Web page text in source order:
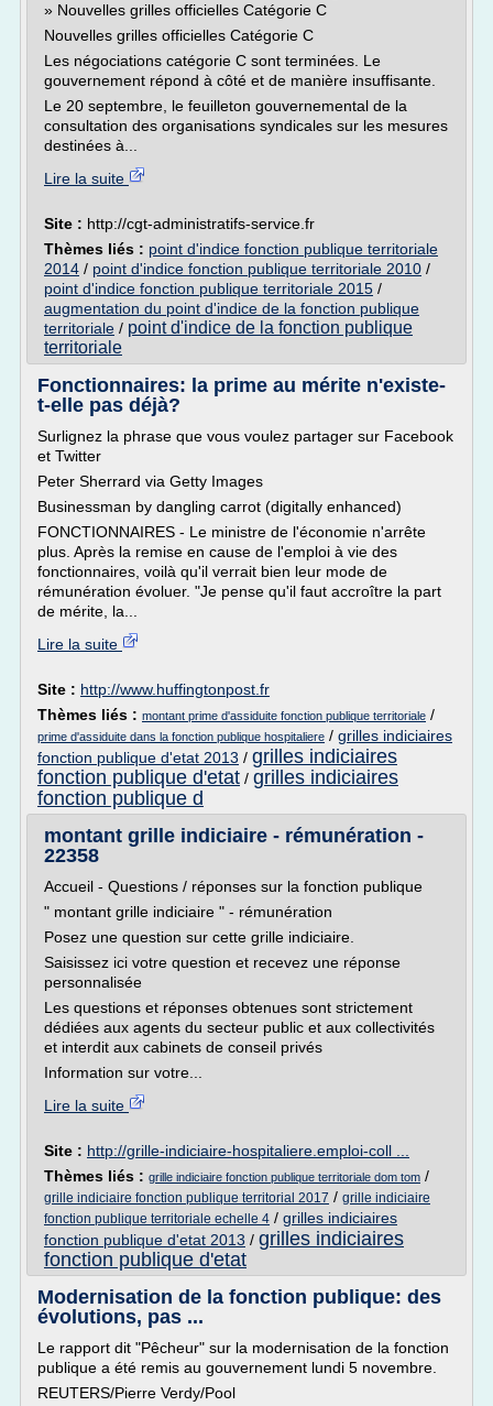
» Nouvelles grilles officielles Catégorie C
Nouvelles grilles officielles Catégorie C
Les négociations catégorie C sont terminées. Le
gouvernement répond à côté et de manière insuffisante.
Le 20 septembre, le feuilleton gouvernemental de la
consultation des organisations syndicales sur les mesures
destinées à...
Lire la suite
Site : http://cgt-administratifs-service.fr
Thèmes liés : point d'indice fonction publique territoriale
2014 / point d'indice fonction publique territoriale 2010 /
point d'indice fonction publique territoriale 2015 /
augmentation du point d'indice de la fonction publique
territoriale / point d'indice de la fonction publique
territoriale
Fonctionnaires: la prime au mérite n'existe-
t-elle pas déjà?
Surlignez la phrase que vous voulez partager sur Facebook
et Twitter
Peter Sherrard via Getty Images
Businessman by dangling carrot (digitally enhanced)
FONCTIONNAIRES - Le ministre de l'économie n'arrête
plus. Après la remise en cause de l'emploi à vie des
fonctionnaires, voilà qu'il verrait bien leur mode de
rémunération évoluer. "Je pense qu'il faut accroître la part
de mérite, la...
Lire la suite
Site : http://www.huffingtonpost.fr
Thèmes liés : montant prime d'assiduite fonction publique territoriale /
prime d'assiduite dans la fonction publique hospitaliere / grilles indiciaires
fonction publique d'etat 2013 / grilles indiciaires
fonction publique d'etat / grilles indiciaires
fonction publique d
montant grille indiciaire - rémunération -
22358
Accueil - Questions / réponses sur la fonction publique
" montant grille indiciaire " - rémunération
Posez une question sur cette grille indiciaire.
Saisissez ici votre question et recevez une réponse
personnalisée
Les questions et réponses obtenues sont strictement
dédiées aux agents du secteur public et aux collectivités
et interdit aux cabinets de conseil privés
Information sur votre...
Lire la suite
Site : http://grille-indiciaire-hospitaliere.emploi-coll ...
Thèmes liés : grille indiciaire fonction publique territoriale dom tom /
grille indiciaire fonction publique territorial 2017 / grille indiciaire
fonction publique territoriale echelle 4 / grilles indiciaires
fonction publique d'etat 2013 / grilles indiciaires
fonction publique d'etat
Modernisation de la fonction publique: des
évolutions, pas ...
Le rapport dit "Pêcheur" sur la modernisation de la fonction
publique a été remis au gouvernement lundi 5 novembre.
REUTERS/Pierre Verdy/Pool